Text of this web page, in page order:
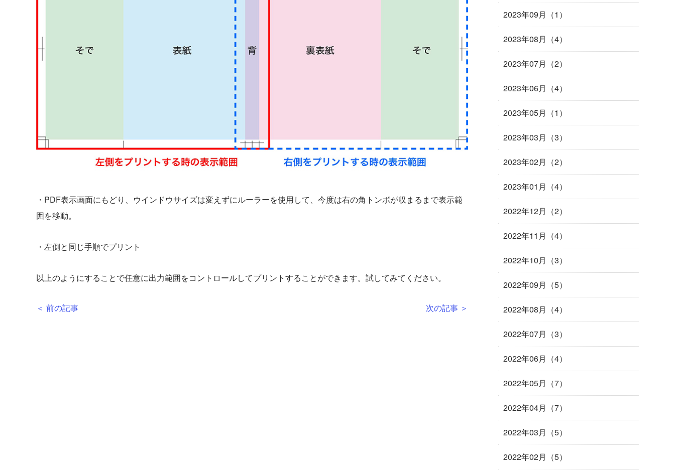
・PDF表示画面にもどり、ウインドウサイズは変えずにルーラーを使用して、今度は右の角トンボが収まるまで表示範
囲を移動。
・左側と同じ手順でプリント
以上のようにすることで任意に出力範囲をコントロールしてプリントすることができます。試してみてください。
＜ 前の記事 次の記事 ＞
2023年09月（1）
2023年08月（4）
2023年07月（2）
2023年06月（4）
2023年05月（1）
2023年03月（3）
2023年02月（2）
2023年01月（4）
2022年12月（2）
2022年11月（4）
2022年10月（3）
2022年09月（5）
2022年08月（4）
2022年07月（3）
2022年06月（4）
2022年05月（7）
2022年04月（7）
2022年03月（5）
2022年02月（5）